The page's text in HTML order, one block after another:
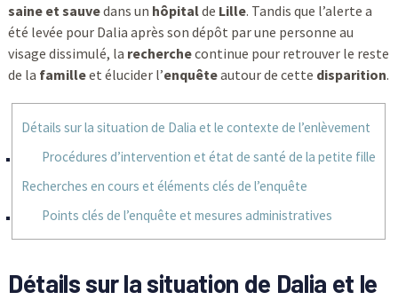
saine et sauvedans un hôpitalde Lille. Tandis que l’alerte a
été levée pour Dalia après son dépôt par une personne au
visage dissimulé, la recherchecontinue pour retrouver le reste
de la familleet élucider l’enquêteautour de cette disparition.
Détails sur la situation de Dalia et le contexte de l’enlèvement
Procédures d’intervention et état de santé de la petite fille
Recherches en cours et éléments clés de l’enquête
Points clés de l’enquête et mesures administratives
Détails sur la situation de Dalia et le